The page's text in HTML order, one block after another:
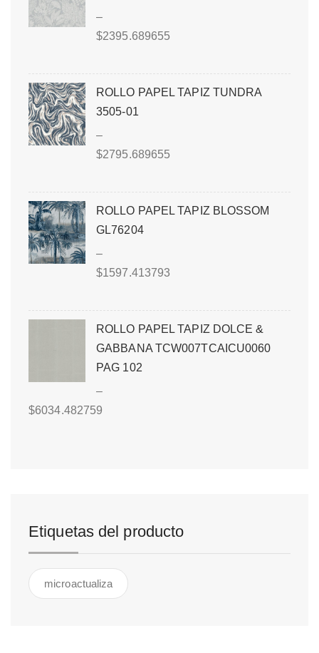
–
$2395.689655
ROLLO PAPEL TAPIZ TUNDRA
3505-01
–
$2795.689655
ROLLO PAPEL TAPIZ BLOSSOM
GL76204
–
$1597.413793
ROLLO PAPEL TAPIZ DOLCE &
GABBANA TCW007TCAICU0060
PAG 102
–
$6034.482759
Etiquetas del producto
microactualiza